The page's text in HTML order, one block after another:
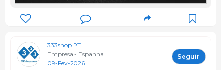
333shop PT
Empresa - Espanha
09-Fev-2026
Seguir